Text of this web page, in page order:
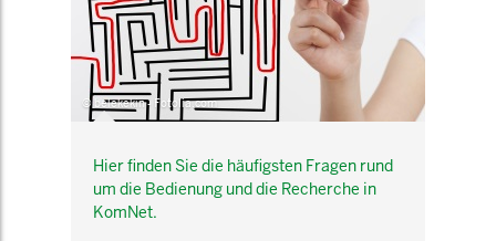
© belekekin - Fotolia.com
Hier finden Sie die häufigsten Fragen rund
um die Bedienung und die Recherche in
KomNet.